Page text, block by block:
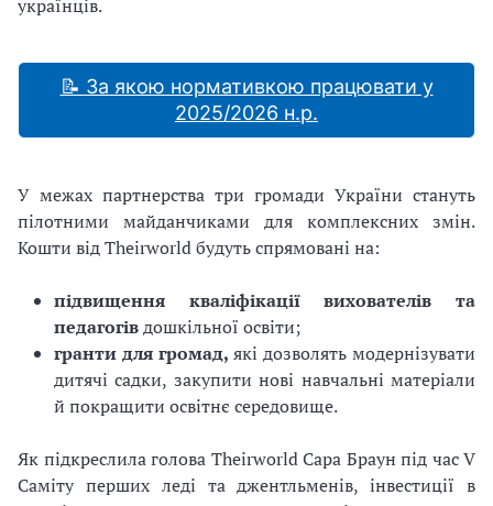
українців.
📝 За якою нормативкою працювати у
2025/2026 н.р.
У межах партнерства три громади України стануть
пілотними майданчиками для комплексних змін.
Кошти від Theirworld будуть спрямовані на:
підвищення кваліфікації вихователів та
педагогівдошкільної освіти;
гранти для громад, які дозволять модернізувати
дитячі садки, закупити нові навчальні матеріали
й покращити освітнє середовище.
Як підкреслила голова Theirworld Сара Браун під час V
Саміту перших леді та джентльменів, інвестиції в